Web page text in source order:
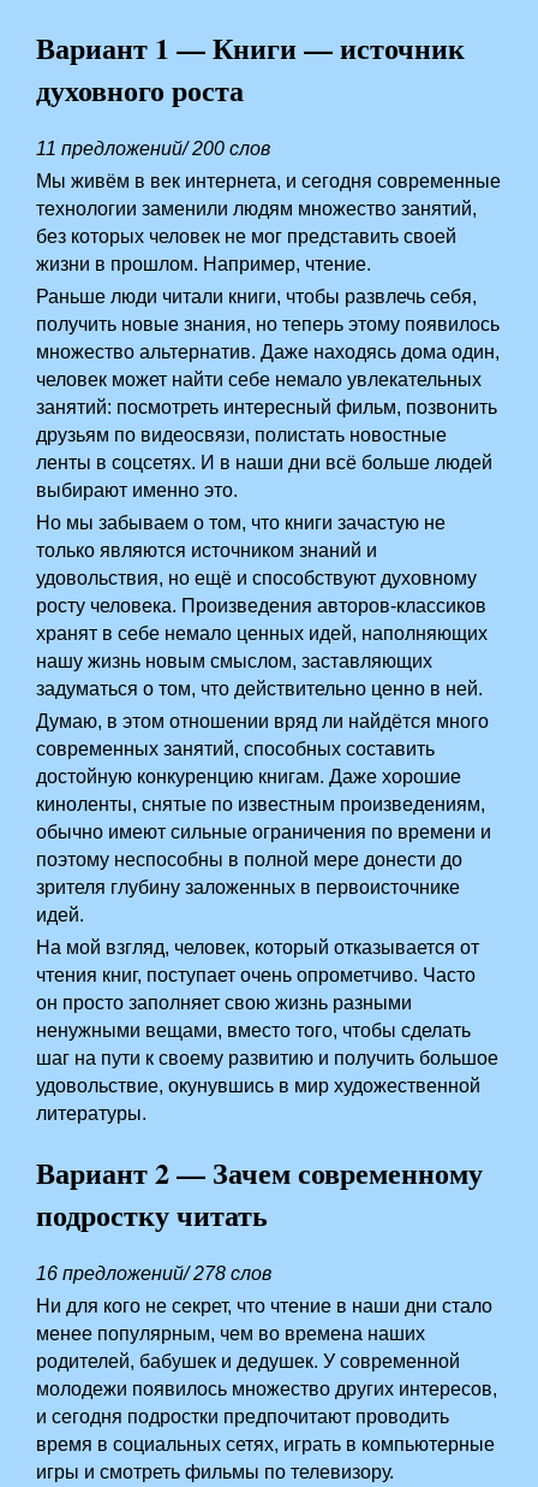
Вариант 1 — Книги — источник
духовного роста
11 предложений/ 200 слов
Мы живём в век интернета, и сегодня современные
технологии заменили людям множество занятий,
без которых человек не мог представить своей
жизни в прошлом. Например, чтение.
Раньше люди читали книги, чтобы развлечь себя,
получить новые знания, но теперь этому появилось
множество альтернатив. Даже находясь дома один,
человек может найти себе немало увлекательных
занятий: посмотреть интересный фильм, позвонить
друзьям по видеосвязи, полистать новостные
ленты в соцсетях. И в наши дни всё больше людей
выбирают именно это.
Но мы забываем о том, что книги зачастую не
только являются источником знаний и
удовольствия, но ещё и способствуют духовному
росту человека. Произведения авторов-классиков
хранят в себе немало ценных идей, наполняющих
нашу жизнь новым смыслом, заставляющих
задуматься о том, что действительно ценно в ней.
Думаю, в этом отношении вряд ли найдётся много
современных занятий, способных составить
достойную конкуренцию книгам. Даже хорошие
киноленты, снятые по известным произведениям,
обычно имеют сильные ограничения по времени и
поэтому неспособны в полной мере донести до
зрителя глубину заложенных в первоисточнике
идей.
На мой взгляд, человек, который отказывается от
чтения книг, поступает очень опрометчиво. Часто
он просто заполняет свою жизнь разными
ненужными вещами, вместо того, чтобы сделать
шаг на пути к своему развитию и получить большое
удовольствие, окунувшись в мир художественной
литературы.
Вариант 2 — Зачем современному
подростку читать
16 предложений/ 278 слов
Ни для кого не секрет, что чтение в наши дни стало
менее популярным, чем во времена наших
родителей, бабушек и дедушек. У современной
молодежи появилось множество других интересов,
и сегодня подростки предпочитают проводить
время в социальных сетях, играть в компьютерные
игры и смотреть фильмы по телевизору.